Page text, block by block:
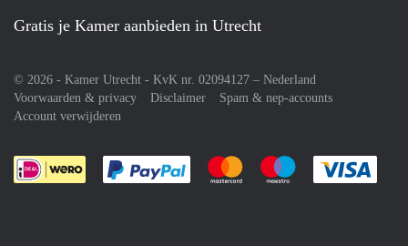
Gratis je Kamer aanbieden in Utrecht
© 2026 - Kamer Utrecht - KvK nr. 02094127 – Nederland
Voorwaarden & privacy
Disclaimer
Spam & nep-accounts
Account verwijderen
Je rekent gemakkelijk af met Paypal
Je rekent gemakkelijk af met
Je rekent